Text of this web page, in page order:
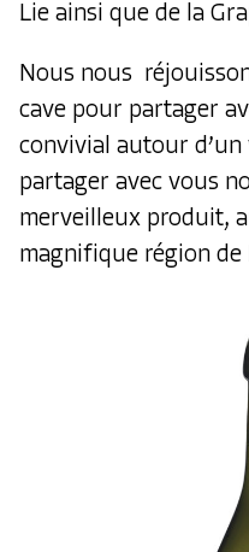
Lie ainsi que de la
Nous nous
cave pour partager
convivial autour
partager avec vous
merveilleux produit,
magnifique région de